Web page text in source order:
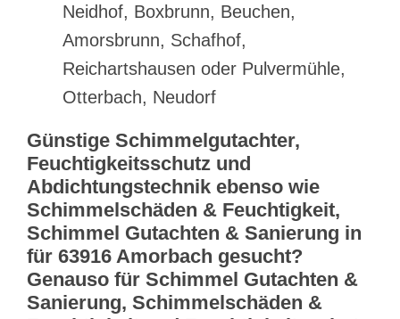
Neidhof, Boxbrunn, Beuchen,
Amorsbrunn, Schafhof,
Reichartshausen oder Pulvermühle,
Otterbach, Neudorf
Günstige Schimmelgutachter,
Feuchtigkeitsschutz und
Abdichtungstechnik ebenso wie
Schimmelschäden & Feuchtigkeit,
Schimmel Gutachten & Sanierung in
für 63916 Amorbach gesucht?
Genauso für Schimmel Gutachten &
Sanierung, Schimmelschäden &